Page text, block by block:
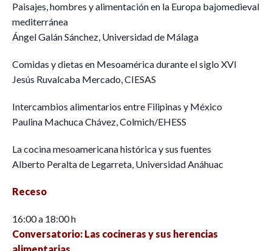
Paisajes, hombres y alimentación en la Europa bajomedieval
mediterránea
Ángel Galán Sánchez, Universidad de Málaga
Comidas y dietas en Mesoamérica durante el siglo XVI
Jesús Ruvalcaba Mercado, CIESAS
Intercambios alimentarios entre Filipinas y México
Paulina Machuca Chávez, Colmich/EHESS
La cocina mesoamericana histórica y sus fuentes
Alberto Peralta de Legarreta, Universidad Anáhuac
Receso
16:00 a 18:00 h
Conversatorio: Las cocineras y sus herencias